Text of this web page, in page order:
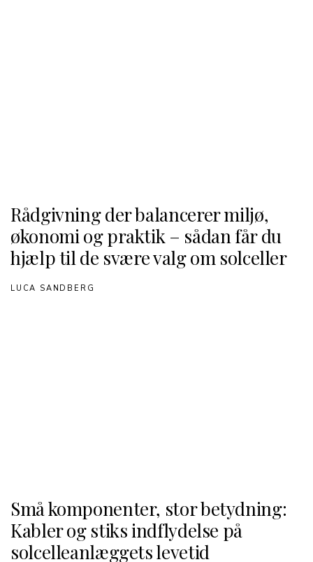
Rådgivning der balancerer miljø,
økonomi og praktik – sådan får du
hjælp til de svære valg om solceller
LUCA SANDBERG
Små komponenter, stor betydning:
Kabler og stiks indflydelse på
solcelleanlæggets levetid